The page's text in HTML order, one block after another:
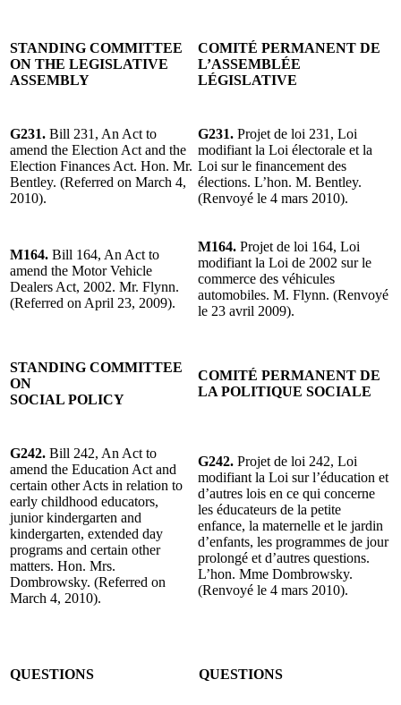
STANDING COMMITTEE
ON THE LEGISLATIVE
ASSEMBLY
COMITÉ PERMANENT DE
L’ASSEMBLÉE
LÉGISLATIVE
G231. Bill 231, An Act to
amend the Election Act and the
Election Finances Act. Hon. Mr.
Bentley. (Referred on March 4,
2010).
G231. Projet de loi 231, Loi
modifiant la Loi électorale et la
Loi sur le financement des
élections. L’hon. M. Bentley.
(Renvoyé le 4 mars 2010).
M164. Bill 164, An Act to
amend the Motor Vehicle
Dealers Act, 2002. Mr. Flynn.
(Referred on April 23, 2009).
M164. Projet de loi 164, Loi
modifiant la Loi de 2002 sur le
commerce des véhicules
automobiles. M. Flynn. (Renvoyé
le 23 avril 2009).
STANDING COMMITTEE
ON
SOCIAL POLICY
COMITÉ PERMANENT DE
LA POLITIQUE SOCIALE
G242. Bill 242, An Act to
amend the Education Act and
certain other Acts in relation to
early childhood educators,
junior kindergarten and
kindergarten, extended day
programs and certain other
matters. Hon. Mrs.
Dombrowsky. (Referred on
March 4, 2010).
G242. Projet de loi 242, Loi
modifiant la Loi sur l’éducation et
d’autres lois en ce qui concerne
les éducateurs de la petite
enfance, la maternelle et le jardin
d’enfants, les programmes de jour
prolongé et d’autres questions.
L’hon. Mme Dombrowsky.
(Renvoyé le 4 mars 2010).
QUESTIONS QUESTIONS